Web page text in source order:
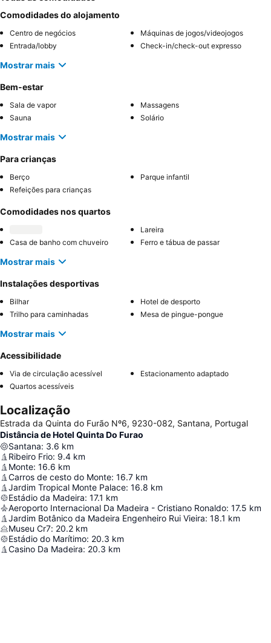
Comodidades do alojamento
Centro de negócios
Máquinas de jogos/videojogos
Entrada/lobby
Check-in/check-out expresso
Mostrar mais
Bem-estar
Sala de vapor
Massagens
Sauna
Solário
Mostrar mais
Para crianças
Berço
Parque infantil
Refeições para crianças
Comodidades nos quartos
Lareira
Casa de banho com chuveiro
Ferro e tábua de passar
Mostrar mais
Instalações desportivas
Bilhar
Hotel de desporto
Trilho para caminhadas
Mesa de pingue-pongue
Mostrar mais
Acessibilidade
Via de circulação acessível
Estacionamento adaptado
Quartos acessíveis
Localização
Estrada da Quinta do Furão Nº6, 9230-082, Santana, Portugal
Distância de Hotel Quinta Do Furao
Santana: 3.6 km
Ribeiro Frio: 9.4 km
Monte: 16.6 km
Carros de cesto do Monte: 16.7 km
Jardim Tropical Monte Palace: 16.8 km
Estádio da Madeira: 17.1 km
Aeroporto Internacional Da Madeira - Cristiano Ronaldo: 17.5 km
Jardim Botânico da Madeira Engenheiro Rui Vieira: 18.1 km
Museu Cr7: 20.2 km
Estádio do Marítimo: 20.3 km
Casino Da Madeira: 20.3 km